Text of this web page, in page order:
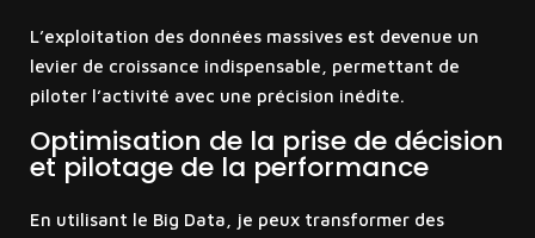
L’exploitation des données massives est devenue un
levier de croissance indispensable, permettant de
piloter l’activité avec une précision inédite.
Optimisation de la prise de décision
et pilotage de la performance
En utilisant le Big Data, je peux transformer des